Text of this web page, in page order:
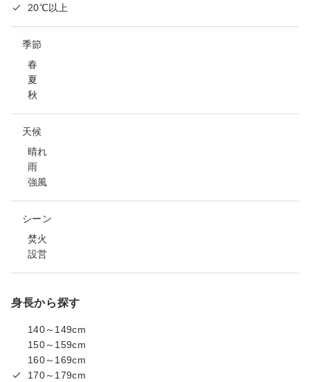
20℃以上
季節
春
夏
秋
天候
晴れ
雨
強風
シーン
焚火
設営
身長から探す
140～149cm
150～159cm
160～169cm
170～179cm